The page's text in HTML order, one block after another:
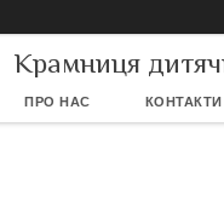
Крамниця
ПРО НАС КОНТАКТИ